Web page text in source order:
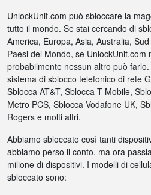
UnlockUnit.com può sbloccare la
tutto il mondo. Se stai cercando di
America, Europa, Asia, Australia,
Paesi del Mondo, se UnlockUnit.com
probabilmente nessun altro può
sistema di sblocco telefonico di rete
Sblocca AT&T, Sblocca T-Mobile,
Metro PCS, Sblocca Vodafone UK,
Rogers e molti altri.
Abbiamo sbloccato così tanti
abbiamo perso il conto, ma ora
milione di dispositivi. I modelli di
sbloccato sono: